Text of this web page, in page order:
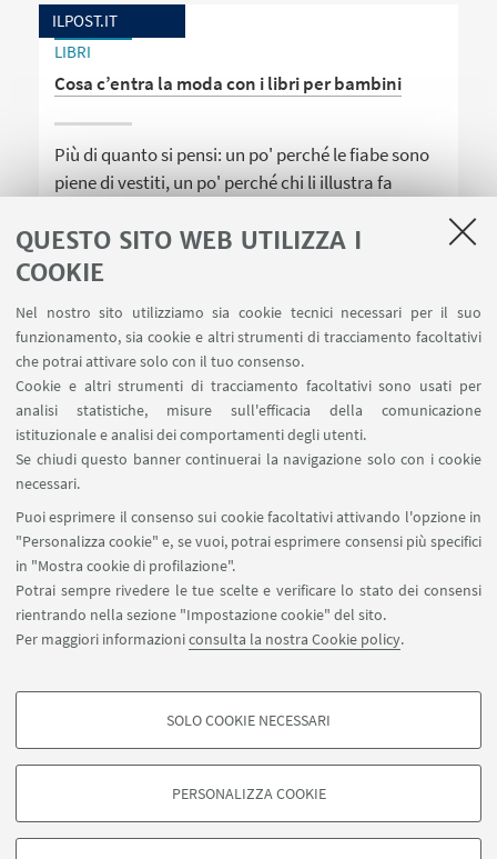
QUESTO SITO WEB UTILIZZA I
COOKIE
Nel nostro sito utilizziamo sia cookie tecnici necessari per il suo
funzionamento, sia cookie e altri strumenti di tracciamento facoltativi
che potrai attivare solo con il tuo consenso.
Cookie e altri strumenti di tracciamento facoltativi sono usati per
analisi statistiche, misure sull'efficacia della comunicazione
istituzionale e analisi dei comportamenti degli utenti.
Se chiudi questo banner continuerai la navigazione solo con i cookie
necessari.
Puoi esprimere il consenso sui cookie facoltativi attivando l'opzione in
"Personalizza cookie" e, se vuoi, potrai esprimere consensi più specifici
in "Mostra cookie di profilazione".
Potrai sempre rivedere le tue scelte e verificare lo stato dei consensi
rientrando nella sezione "Impostazione cookie" del sito.
Per maggiori informazioniconsulta la nostra Cookie policy.
COOKIE DI PROFILAZIONE - FACOLTATIVI
degli utenti, creare profili in base al loro comportamento sul sito, per analisi
di marketing.
SOLO COOKIE NECESSARI
PERSONALIZZA COOKIE
ILPOST.IT
LIBRI
Cosa c’entra la moda con i libri per bambini
Più di quanto si pensi: un po' perché le fiabe sono
piene di vestiti, un po' perché chi li illustra fa
alla nostra Marcella Terrusi.
LINK UTILI
Area riservata
SEGUI UNIBO SU:
APP:
©Copyright 2026 - ALMA MATER STUDIORUM - Università di
Bologna - Via Zamboni, 33 - 40126 Bologna - PI: 01131710376 - CF:
80007010376
Privacy
Note legali
Informazioni sul sito e accessibilità